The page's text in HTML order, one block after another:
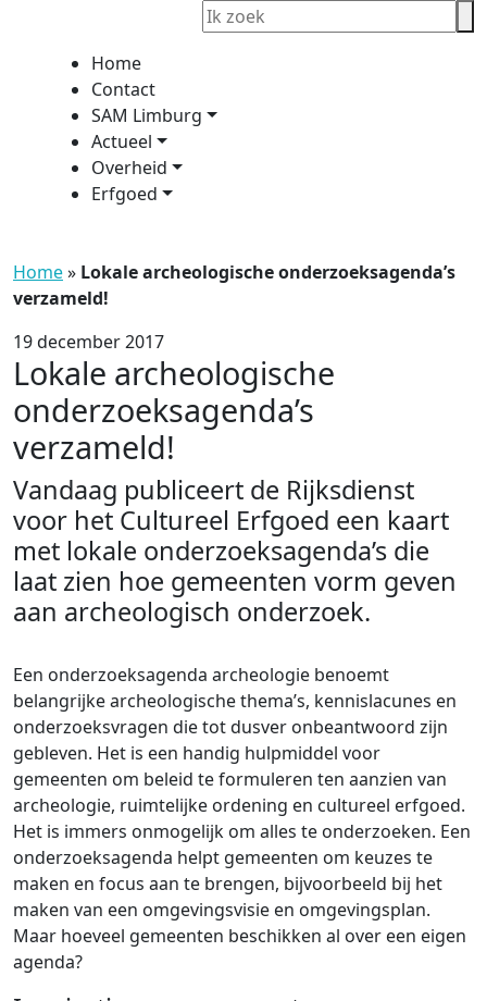
Home
Contact
SAM Limburg
Actueel
Overheid
Erfgoed
Home» Lokale archeologische onderzoeksagenda’s
verzameld!
19 december 2017
Lokale archeologische
onderzoeksagenda’s
verzameld!
Vandaag publiceert de Rijksdienst
voor het Cultureel Erfgoed een kaart
met lokale onderzoeksagenda’s die
laat zien hoe gemeenten vorm geven
aan archeologisch onderzoek.
Een onderzoeksagenda archeologie benoemt
belangrijke archeologische thema’s, kennislacunes en
onderzoeksvragen die tot dusver onbeantwoord zijn
gebleven. Het is een handig hulpmiddel voor
gemeenten om beleid te formuleren ten aanzien van
archeologie, ruimtelijke ordening en cultureel erfgoed.
Het is immers onmogelijk om alles te onderzoeken. Een
onderzoeksagenda helpt gemeenten om keuzes te
maken en focus aan te brengen, bijvoorbeeld bij het
maken van een omgevingsvisie en omgevingsplan.
Maar hoeveel gemeenten beschikken al over een eigen
agenda?